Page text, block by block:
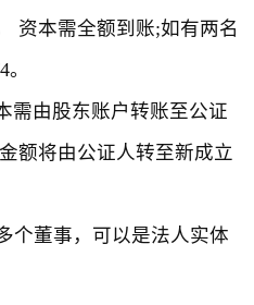
资本需全额到账;如有两名
由股东账户转账至公证
额将由公证人转至新成立
董事，可以是法人实体